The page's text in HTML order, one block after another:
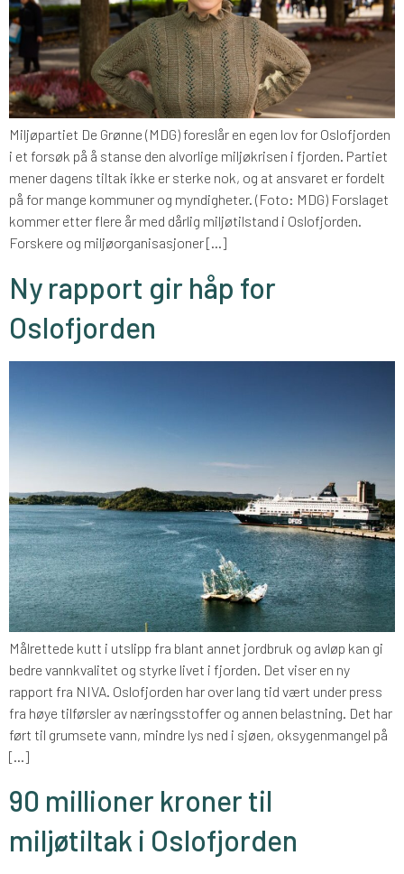
Miljøpartiet De Grønne (MDG) foreslår en egen lov for Oslofjorden
i et forsøk på å stanse den alvorlige miljøkrisen i fjorden. Partiet
mener dagens tiltak ikke er sterke nok, og at ansvaret er fordelt
på for mange kommuner og myndigheter. (Foto: MDG) Forslaget
kommer etter flere år med dårlig miljøtilstand i Oslofjorden.
Forskere og miljøorganisasjoner […]
Ny rapport gir håp for
Oslofjorden
Målrettede kutt i utslipp fra blant annet jordbruk og avløp kan gi
bedre vannkvalitet og styrke livet i fjorden. Det viser en ny
rapport fra NIVA. Oslofjorden har over lang tid vært under press
fra høye tilførsler av næringsstoffer og annen belastning. Det har
ført til grumsete vann, mindre lys ned i sjøen, oksygenmangel på
[…]
90 millioner kroner til
miljøtiltak i Oslofjorden